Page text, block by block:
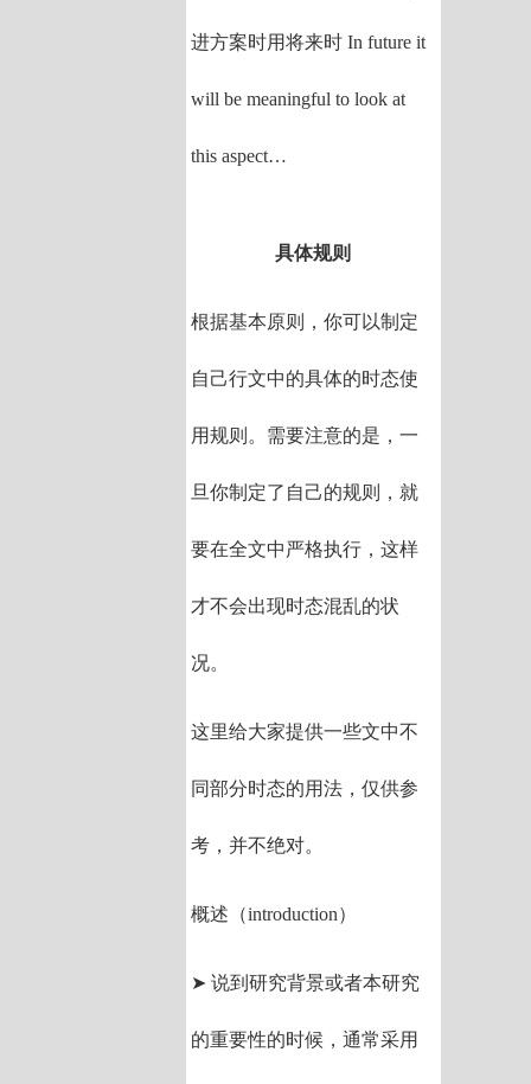
进方案时用将来时 In future it
will be meaningful to look at
this aspect…
具体规则
根据基本原则，你可以制定
自己行文中的具体的时态使
用规则。需要注意的是，一
旦你制定了自己的规则，就
要在全文中严格执行，这样
才不会出现时态混乱的状
况。
这里给大家提供一些文中不
同部分时态的用法，仅供参
考，并不绝对。
概述（introduction）
➤ 说到研究背景或者本研究
的重要性的时候，通常采用